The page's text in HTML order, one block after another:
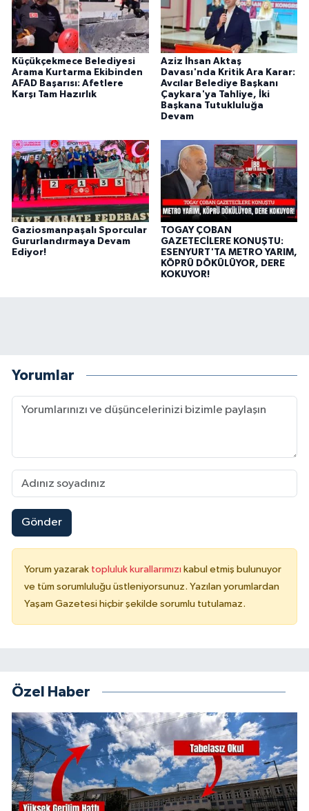
Küçükçekmece Belediyesi
Arama Kurtarma Ekibinden
AFAD Başarısı: Afetlere
Karşı Tam Hazırlık
Aziz İhsan Aktaş
Davası'nda Kritik Ara Karar:
Avcılar Belediye Başkanı
Çaykara'ya Tahliye, İki
Başkana Tutukluluğa
Devam
Gaziosmanpaşalı Sporcular
Gururlandırmaya Devam
Ediyor!
TOGAY ÇOBAN
GAZETECİLERE KONUŞTU:
ESENYURT'TA METRO YARIM,
KÖPRÜ DÖKÜLÜYOR, DERE
KOKUYOR!
Yorumlar
Gönder
Yorum yazarak topluluk kurallarımızı kabul etmiş bulunuyor
ve tüm sorumluluğu üstleniyorsunuz. Yazılan yorumlardan
Yaşam Gazetesi hiçbir şekilde sorumlu tutulamaz.
Özel Haber